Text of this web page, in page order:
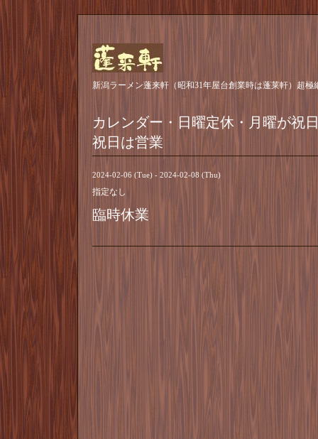
新潟ラーメン蓬来軒（昭和31年屋台創業時は蓬莱軒）超
カレンダー・日曜定休・月曜が祝
祝日は営業
2024-02-06 (Tue) - 2024-02-08 (Thu)
指定なし
臨時休業